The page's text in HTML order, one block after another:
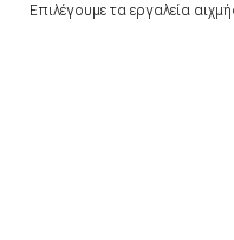
Επιλέγουμε τα εργαλεία